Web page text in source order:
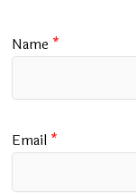
Name *
Email *